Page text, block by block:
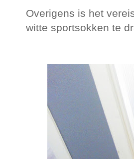
Overigens is het
witte sportsokken te